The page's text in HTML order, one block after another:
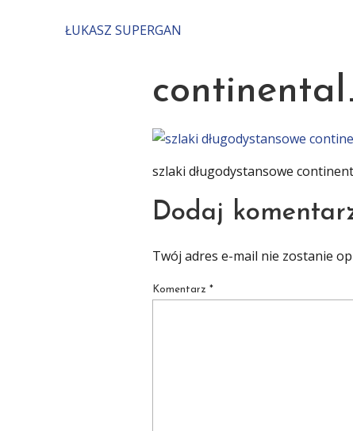
ŁUKASZ SUPERGAN
szlaki długodystansowe
Dodaj
Twój adres e-mail nie zostanie
Komentarz *